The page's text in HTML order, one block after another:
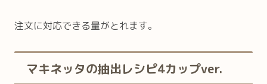
注文に対応できる量がとれます。
マキネッタの抽出レシピ4カップver.